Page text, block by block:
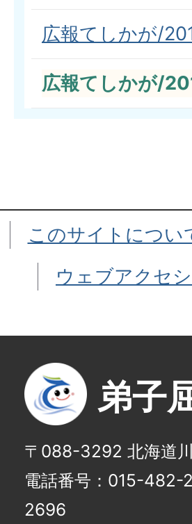
広報てしかが/
広報てしかが/
このサイトについ
ウェブアクセ
弟子
〒088-3292 北海道
電話番号：015-482-
2696